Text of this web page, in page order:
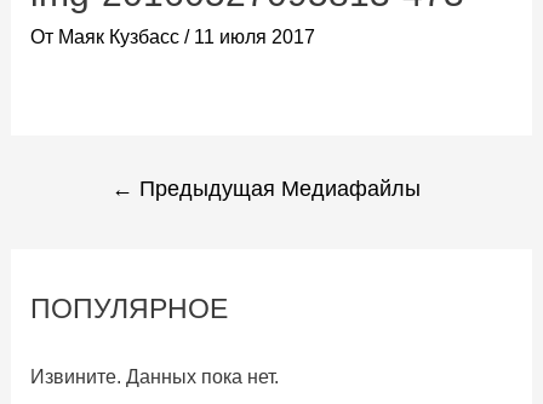
От Маяк Кузбасс/ 11 июля 2017
← Предыдущая Медиафайлы
ПОПУЛЯРНОЕ
Извините. Данных пока нет.